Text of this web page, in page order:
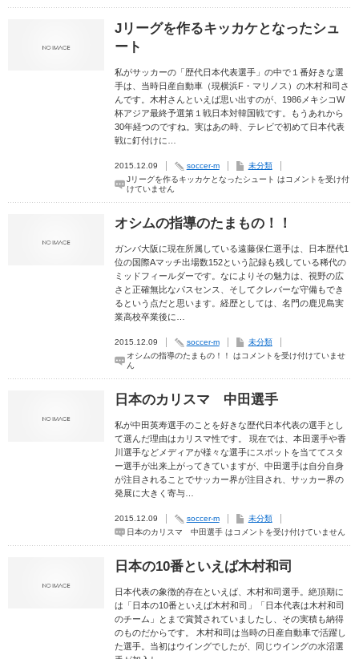
Jリーグを作るキッカケとなったシュ
ート
私がサッカーの「歴代日本代表選手」の中で１番好きな選
手は、当時日産自動車（現横浜F・マリノス）の木村和司さ
んです。木村さんといえば思い出すのが、1986メキシコW
杯アジア最終予選第１戦日本対韓国戦です。もうあれから
30年経つのですね。実はあの時、テレビで初めて日本代表
戦に釘付けに…
2015.12.09 soccer-m
未分類
Jリーグを作るキッカケとなったシュート はコメントを受け付
けていません
オシムの指導のたまもの！！
ガンバ大阪に現在所属している遠藤保仁選手は、日本歴代1
位の国際Aマッチ出場数152という記録も残している稀代の
ミッドフィールダーです。なによりその魅力は、視野の広
さと正確無比なパスセンス、そしてクレバーな守備もでき
るという点だと思います。経歴としては、名門の鹿児島実
業高校卒業後に…
2015.12.09 soccer-m
未分類
オシムの指導のたまもの！！ はコメントを受け付けていませ
ん
日本のカリスマ 中田選手
私が中田英寿選手のことを好きな歴代日本代表の選手とし
て選んだ理由はカリスマ性です。 現在では、本田選手や香
川選手などメディアが様々な選手にスポットを当ててスタ
ー選手が出来上がってきていますが、中田選手は自分自身
が注目されることでサッカー界が注目され、サッカー界の
発展に大きく寄与…
2015.12.09 soccer-m
未分類
日本のカリスマ 中田選手 はコメントを受け付けていません
日本の10番といえば木村和司
日本代表の象徴的存在といえば、木村和司選手。絶頂期に
は「日本の10番といえば木村和司」「日本代表は木村和司
のチーム」とまで賞賛されていましたし、その実積も納得
のものだからです。 木村和司は当時の日産自動車で活躍し
た選手。当初はウイングでしたが、同じウイングの水沼選